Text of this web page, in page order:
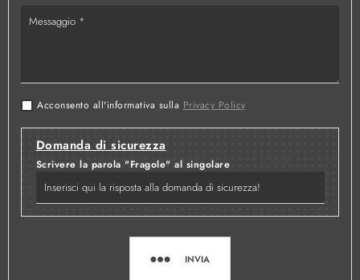
Acconsento all'informativa sulla Privacy Policy
Domanda di sicurezza
Scrivere la parola "Fragole" al singolare
INVIA